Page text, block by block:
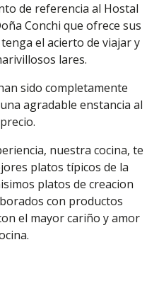
de referencia al Hostal
Conchi que ofrece sus
el acierto de viajar y
lares.
sido completamente
agradable enstancia al
nuestra cocina, te
platos típicos de la
platos de creacion
con productos
el mayor cariño y amor